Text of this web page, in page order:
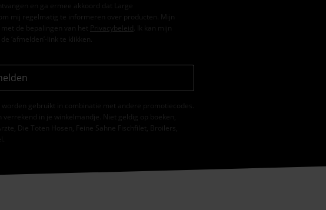
en ga ermee akkoord dat Large
mij regelmatig te informeren over producten. Mijn
de bepalingen van het
Privacybeleid . Ik kan mijn
‘afmelden’-link te klikken.
gebruikt in combinatie met andere promotiecodes.
in je winkelmandje. Niet geldig op boeken,
Die Toten Hosen, Feine Sahne Fischfilet, Broilers,